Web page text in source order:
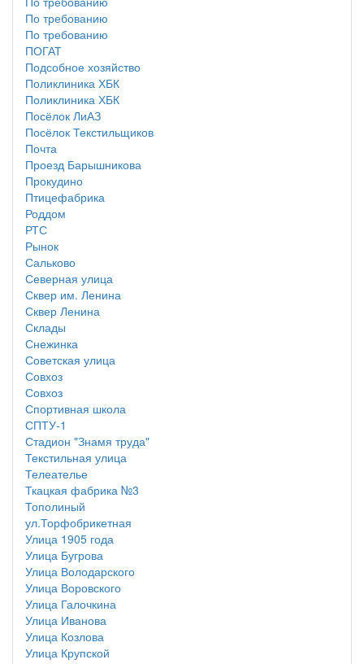
По требованию
По требованию
ПОГАТ
Подсобное хозяйство
Поликлиника ХБК
Поликлиника ХБК
Посёлок ЛиАЗ
Посёлок Текстильщиков
Почта
Проезд Барышникова
Прокудино
Птицефабрика
Роддом
РТС
Рынок
Сальково
Северная улица
Сквер им. Ленина
Сквер Ленина
Склады
Снежинка
Советская улица
Совхоз
Совхоз
Спортивная школа
СПТУ-1
Стадион "Знамя труда"
Текстильная улица
Телеателье
Ткацкая фабрика №3
Тополиный
ул.Торфобрикетная
Улица 1905 года
Улица Бугрова
Улица Володарского
Улица Воровского
Улица Галочкина
Улица Иванова
Улица Козлова
Улица Крупской